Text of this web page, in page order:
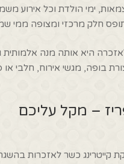
ימי הולדת וכל אירוע
חלק מרכזי ומצופה ממי
היא אותה מנה אלמותית
בופה, מגשי אירוח, חלבי
– מקל עליכם
קייטרינג כשר לאזכרות